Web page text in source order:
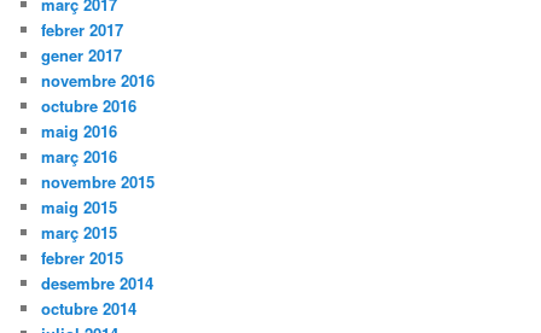
febrer 2017
gener 2017
novembre 2016
octubre 2016
maig 2016
març 2016
novembre 2015
maig 2015
març 2015
febrer 2015
desembre 2014
octubre 2014